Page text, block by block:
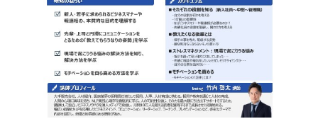
公開講座